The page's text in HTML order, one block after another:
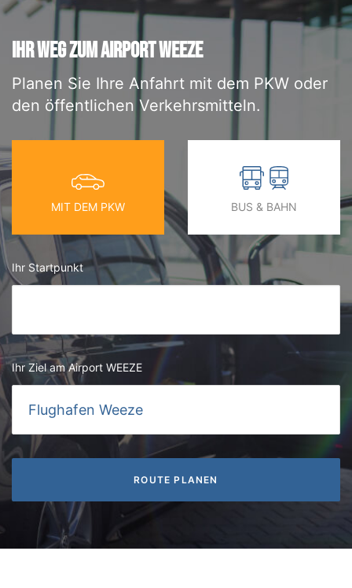
IHR WEG ZUM AIRPORT WEEZE
Planen Sie Ihre Anfahrt mit dem PKW oder
den öffentlichen Verkehrsmitteln.
MIT DEM PKW BUS & BAHN
Ihr Startpunkt
Ihr Ziel am Airport WEEZE